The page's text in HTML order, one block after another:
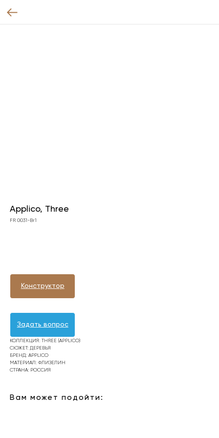
Applico, Three
FR 0031-Br1
Конструктор
Задать вопрос
КОЛЛЕКЦИЯ: THREE (APPLICO)
СЮЖЕТ: ДЕРЕВЬЯ
БРЕНД: APPLICO
МАТЕРИАЛ: ФЛИЗЕЛИН
СТРАНА: РОССИЯ
Вам может подойти: